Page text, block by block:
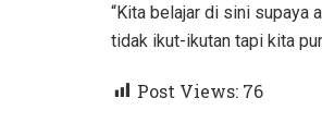
“Kita belajar di sini supaya
tidak ikut-ikutan tapi kita
Post Views: 76